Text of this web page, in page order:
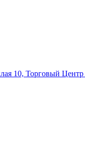
10, Торговый